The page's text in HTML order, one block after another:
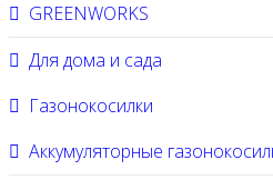
GREENWORKS
Для дома и сада
Газонокосилки
Аккумуляторные